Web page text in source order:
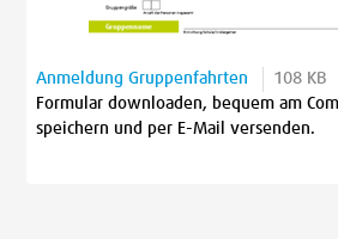
Anmeldung Gruppenfahrten
108 KB
Formular downloaden, bequem am
speichern und per E-Mail versenden.